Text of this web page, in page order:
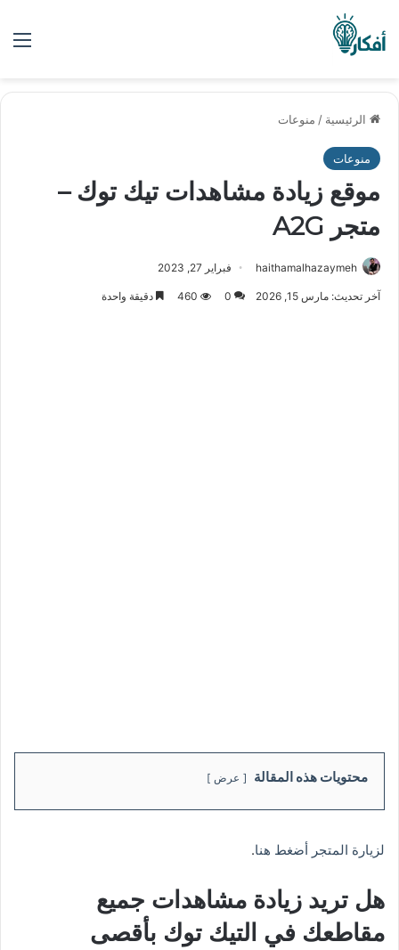
الرئيسية / منوعات
منوعات
موقع زيادة مشاهدات تيك توك –
متجر A2G
haithamalhazaymeh فبراير 27, 2023
آخر تحديث: مارس 15, 2026 0
460 دقيقة واحدة
محتويات هذه المقالة عرض
لزيارة المتجر أضغط هنا.
هل تريد زيادة مشاهدات جميع
مقاطعك في التيك توك بأقصى